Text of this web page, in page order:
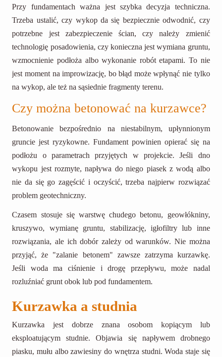
Przy fundamentach ważna jest szybka decyzja techniczna.
Trzeba ustalić, czy wykop da się bezpiecznie odwodnić, czy
potrzebne jest zabezpieczenie ścian, czy należy zmienić
technologię posadowienia, czy konieczna jest wymiana gruntu,
wzmocnienie podłoża albo wykonanie robót etapami. To nie
jest moment na improwizację, bo błąd może wpłynąć nie tylko
na wykop, ale też na sąsiednie fragmenty terenu.
Czy można betonować na kurzawce?
Betonowanie bezpośrednio na niestabilnym, upłynnionym
gruncie jest ryzykowne. Fundament powinien opierać się na
podłożu o parametrach przyjętych w projekcie. Jeśli dno
wykopu jest rozmyte, napływa do niego piasek z wodą albo
nie da się go zagęścić i oczyścić, trzeba najpierw rozwiązać
problem geotechniczny.
Czasem stosuje się warstwę chudego betonu, geowłókniny,
kruszywo, wymianę gruntu, stabilizację, igłofiltry lub inne
rozwiązania, ale ich dobór zależy od warunków. Nie można
przyjąć, że "zalanie betonem" zawsze zatrzyma kurzawkę.
Jeśli woda ma ciśnienie i drogę przepływu, może nadal
rozluźniać grunt obok lub pod fundamentem.
Kurzawka a studnia
Kurzawka jest dobrze znana osobom kopiącym lub
eksploatującym studnie. Objawia się napływem drobnego
piasku, mułu albo zawiesiny do wnętrza studni. Woda staje się